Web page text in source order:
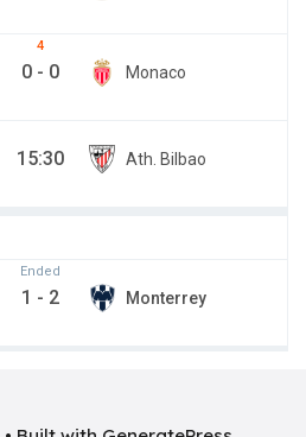
4
0 - 0 Monaco
15:30 Ath. Bilbao
Ended
1 - 2 Monterrey